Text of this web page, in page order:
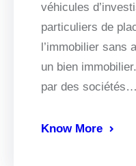
véhicules
particuliers de
l’immobilier sans
un bien
par des sociétés…
Know More